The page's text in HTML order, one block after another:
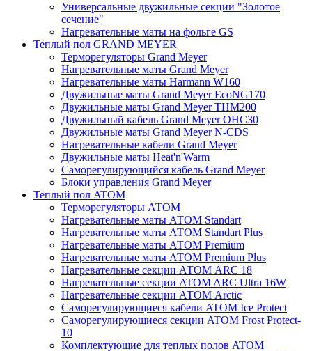
Универсальные двужильные секции "Золотое
сечение"
Нагревательные маты на фольге GS
Теплый пол GRAND MEYER
Терморегуляторы Grand Meyer
Нагревательные маты Grand Meyer
Нагревательные маты Harmann W160
Двужильные маты Grand Meyer EcoNG170
Двужильные маты Grand Meyer THM200
Двужильный кабель Grand Meyer OHC30
Двужильные маты Grand Meyer N-CDS
Нагревательные кабели Grand Meyer
Двужильные маты Heat'n'Warm
Саморегулирующийся кабель Grand Meyer
Блоки управления Grand Meyer
Теплый пол ATOM
Терморегуляторы АТОМ
Нагревательные маты АТОМ Standart
Нагревательные маты АТОМ Standart Plus
Нагревательные маты АТОМ Premium
Нагревательные маты АТОМ Premium Plus
Нагревательные секции АТОМ ARC 18
Нагревательные секции ATOM ARC Ultra 16W
Нагревательные секции АТОМ Arctic
Саморегулирующиеся кабели ATOM Ice Protect
Саморегулирующиеся секции ATOM Frost Protect-
10
Комплектующие для теплых полов ATOM